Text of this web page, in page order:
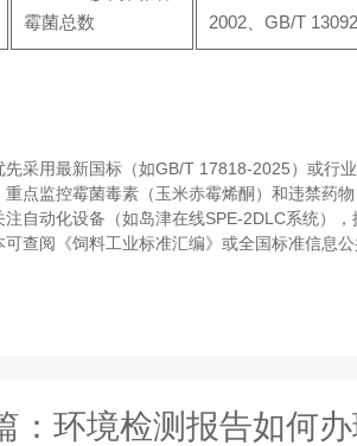
霉菌总数
2002、GB/T
先采用最新国标（如GB/T 17818-2025）或行
重点监控霉菌毒素（玉米赤霉烯酮）和违禁药
注自动化设备（如岛津在线SPE-2DLC系统）
可查阅《饲料工业标准汇编》或全国标准信息
： 环境检测报告如何